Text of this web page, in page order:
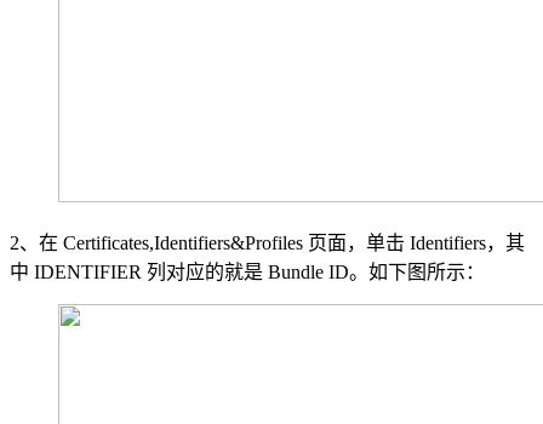
2、在 Certificates,Identifiers&Profiles 页面，单击 Identifiers，其
中 IDENTIFIER 列对应的就是 Bundle ID。如下图所示：